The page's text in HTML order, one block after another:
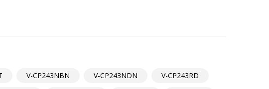
V-CP243NBN V-CP243NDN
V-CP243RD